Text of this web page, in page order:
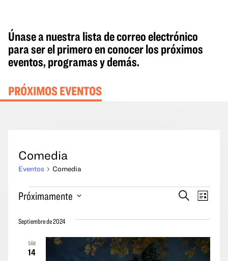
Únase a nuestra lista de correo electrónico
para ser el primero en conocer los próximos
eventos, programas y demás.
PRÓXIMOS EVENTOS
Comedia
Eventos Comedia
Eventos
Eventos
y
vistas
Buscar
las
vistas
de
Lista
Próximamente
la
Septiembre de 2024
SÁB
14